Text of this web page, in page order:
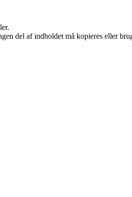
del af indholdet må kopieres eller